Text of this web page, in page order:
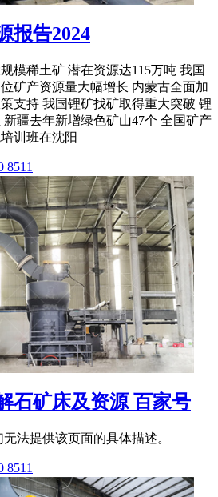
报告2024
模稀土矿 潜在资源达115万吨 我国
矿产资源量大幅增长 内蒙古全面加
支持 我国锂矿找矿取得重大突破 锂
疆去年新增绿色矿山47个 全国矿产
训班在沈阳
8511
石矿床及资源 百家号
法提供该页面的具体描述。
8511